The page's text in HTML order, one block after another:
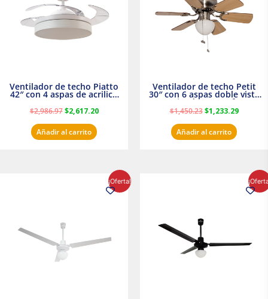
Ventilador de techo Piatto
42″ con 4 aspas de acrilico
transparente
$2,986.97 $2,617.20
Añadir al carrito
Ventilador de techo Petit
30″ con 6 aspas doble vista
Satinado Masterfan
$1,450.23 $1,233.29
Añadir al carrito
¡Oferta!
precio
actual
precio
actual